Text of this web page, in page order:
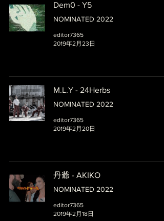
Dem0 - Y5
NOMINATED 2022
editor7365
2019年2月23日
M.L.Y - 24Herbs
NOMINATED 2022
editor7365
2019年2月20日
丹爺 - AKIKO
NOMINATED 2022
editor7365
2019年2月18日